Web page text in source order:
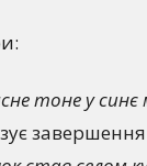
тоне у синє